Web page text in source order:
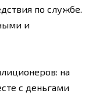
по службе.
и
на
с деньгами